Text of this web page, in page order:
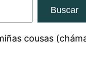
Buscar
cousas